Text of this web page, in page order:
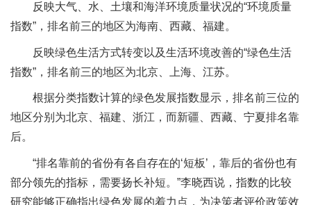
反映大气、水、土壤和海洋环境质量状况的“环境质量
指数”，排名前三的地区为海南、西藏、福建。
反映绿色生活方式转变以及生活环境改善的“绿色生活
指数”，排名前三的地区为北京、上海、江苏。
根据分类指数计算的绿色发展指数显示，排名前三位的
地区分别为北京、福建、浙江，而新疆、西藏、宁夏排名靠
后。
“排名靠前的省份有各自存在的‘短板’，靠后的省份也有
部分领先的指标，需要扬长补短。”李晓西说，指数的比较
研究能够正确指出绿色发展的着力点，为决策者评价政策效